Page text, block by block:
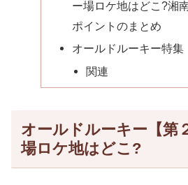
ー場ロケ地はどこ?湘
ポイントのまとめ
オールドルーキー特集
関連
オールドルーキー【第
場ロケ地はどこ?